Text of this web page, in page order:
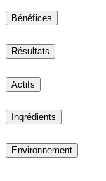
Bénéfices
Résultats
Actifs
Ingrédients
Environnement